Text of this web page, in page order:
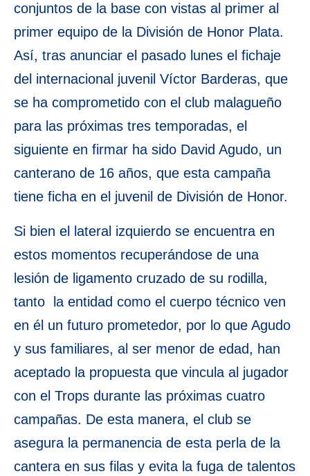
conjuntos de la base con vistas al primer al
primer equipo de la División de Honor Plata.
Así, tras anunciar el pasado lunes el fichaje
del internacional juvenil Víctor Barderas, que
se ha comprometido con el club malagueño
para las próximas tres temporadas, el
siguiente en firmar ha sido David Agudo, un
canterano de 16 años, que esta campaña
tiene ficha en el juvenil de División de Honor.
Si bien el lateral izquierdo se encuentra en
estos momentos recuperándose de una
lesión de ligamento cruzado de su rodilla,
tanto la entidad como el cuerpo técnico ven
en él un futuro prometedor, por lo que Agudo
y sus familiares, al ser menor de edad, han
aceptado la propuesta que vincula al jugador
con el Trops durante las próximas cuatro
campañas. De esta manera, el club se
asegura la permanencia de esta perla de la
cantera en sus filas y evita la fuga de talentos